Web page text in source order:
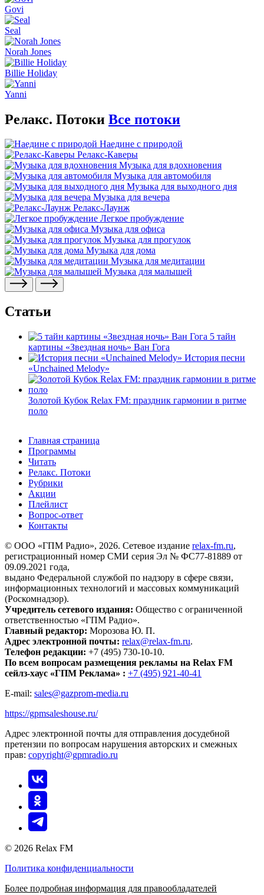
Govi
Seal
Norah Jones
Billie Holiday
Yanni
Релакс. Потоки Все потоки
Наедине с природой
Релакс-Каверы
Музыка для вдохновения
Музыка для автомобиля
Музыка для выходного дня
Музыка для вечера
Релакс-Лаунж
Легкое пробуждение
Музыка для офиса
Музыка для прогулок
Музыка для дома
Музыка для медитации
Музыка для малышей
Статьи
5 тайн
картины «Звездная ночь» Ван Гога
История песни
«Unchained Melody»
Золотой Кубок Relax FM: праздник гармонии в ритме
поло
Главная страница
Программы
Читать
Релакс. Потоки
Рубрики
Акции
Плейлист
Вопрос-ответ
Контакты
© ООО «ГПМ Радио», 2026. Сетевое издание relax-fm.ru,
регистрационный номер СМИ серия Эл № ФС77-81889 от
09.09.2021 года,
выдано Федеральной службой по надзору в сфере связи,
информационных технологий и массовых коммуникаций
(Роскомнадзор).
Учредитель сетевого издания: Общество с ограниченной
ответственностью «ГПМ Радио».
Главный редактор: Морозова Ю. П.
Адрес электронной почты: relax@relax-fm.ru.
Телефон редакции: +7 (495) 730-10-10.
По всем вопросам размещения рекламы на Relax FM
сейлз-хаус «ГПМ Реклама» : +7 (495) 921-40-41
E-mail: sales@gazprom-media.ru
https://gpmsaleshouse.ru/
Адрес электронной почты для отправления досудебной
претензии по вопросам нарушения авторских и смежных
прав: copyright@gpmradio.ru
© 2026 Relax FM
Политика конфиденциальности
Более подробная информация для правообладателей